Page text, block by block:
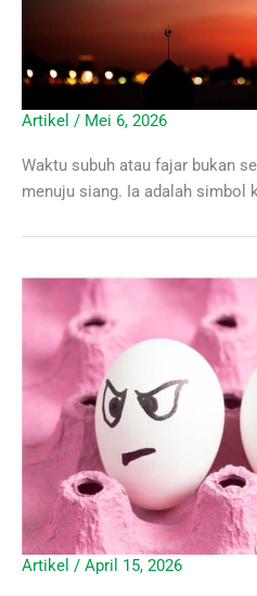
Artikel / Mei 6, 2026
Waktu subuh atau fajar bukan
menuju siang. Ia adalah simbol
Artikel / April 15, 2026